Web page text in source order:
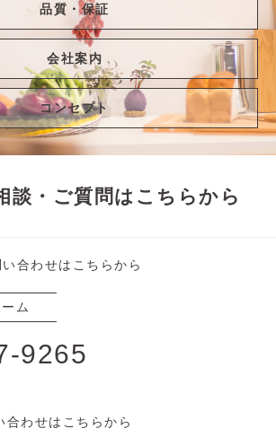
品質・保証
会社案内
コンセプト
談・ご質問はこちらから
合わせはこちらから
ム
9265
合わせはこちらから